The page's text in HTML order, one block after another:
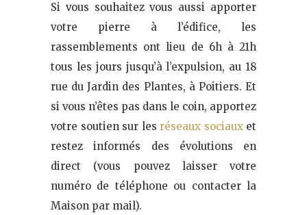
Si vous souhaitez vous aussi apporter
votre pierre à l’édifice, les
rassemblements ont lieu de 6h à 21h
tous les jours jusqu’à l’expulsion, au 18
rue du Jardin des Plantes, à Poitiers. Et
si vous n’êtes pas dans le coin, apportez
votre soutien sur les réseaux sociauxet
restez informés des évolutions en
direct (vous pouvez laisser votre
numéro de téléphone ou contacter la
Maison par mail).